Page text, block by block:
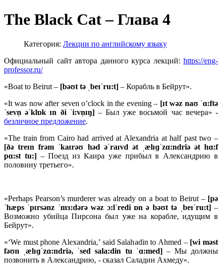
The Black Cat – Глава 4
Категория: Лекции по английскому языку
Официальный сайт автора данного курса лекций: https://eng-
professor.ru/
«Boat to Beirut – [bəʊt tə ˌbeɪˈru:t] – Корабль в Бейрут».
«It was now after seven o’clock in the evening – [ɪtwəz naʊ ˈɑ:ftə
ˈsevn̩ əˈklɒk ɪn ði ˈi:vn̩ɪŋ] – Был уже восьмой час вечера» -
безличное предложение.
«The train from Cairo had arrived at Alexandria at half past two –
[ðətreɪnfrəm ˈkaɪrəʊ həd əˈraɪvd ət ˌælɪɡˈzɑ:ndriə əthɑ:f
pɑ:st tu:] – Поезд из Каира уже прибыл в Александрию в
половину третьего».
«Perhaps Pearson’s murderer was already on a boat to Beirut – [pə
ˈhæps ˈpɪrsənz ˈmɜ:dərəwəz ɔ:lˈredi ɒn ə bəʊttə ˌ beɪˈru:t]–
Возможно убийца Пирсона был уже на корабле, идущим в
Бейрут».
«‘We must phone Alexandria,’ said Salahadin to Ahmed – [wiməst
fəʊn ˌælɪɡˈzɑ:ndriə, ˈsedsala:din tu ˈɑ:med] – Мы должны
позвонить в Александрию, - сказал Саладин Ахмеду».